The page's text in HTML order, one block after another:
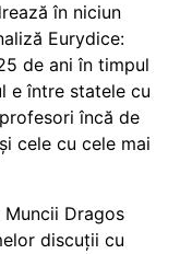
în niciun
Eurydice:
de ani în timpul
e între statele cu
încă de
cele cu cele mai
Dragos
discuții cu